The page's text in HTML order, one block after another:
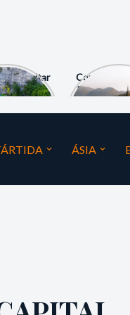
Visitar
de Plitvice,
Como
Bled e as
ÁSIA